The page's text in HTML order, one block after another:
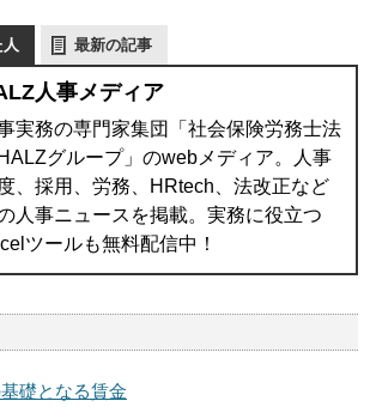
最新の記事
人事メディア
実務の専門家集団「社会保険労務士法
グループ」のwebメディア。人事
、採用、労務、HRtech、法改正など
人事ニュースを掲載。実務に役立つ
ツールも無料配信中！
礎となる賃金